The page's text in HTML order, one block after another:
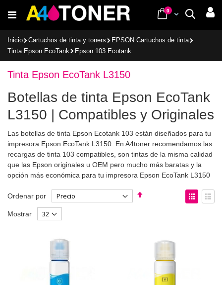
al
Buscar
Cart
0items
Inicio Cartuchos de tinta y toners
EPSON Cartuchos de tinta
Tinta Epson EcoTank
Epson 103 Ecotank
Tinta Epson EcoTank L3150
Botellas de tinta Epson EcoTank
L3150 | Compatibles y Originales
Las botellas de tinta Epson Ecotank 103 están diseñados para tu
impresora Epson EcoTank L3150. En A4toner recomendamos las
recargas de tinta 103 compatibles, son tintas de la misma calidad
que las Epson originales u OEM pero mucho más baratas y la
opción más económica para tu impresora Epson EcoTank L3150
Ordenar por
Fijar
Ver
como
Mostrar